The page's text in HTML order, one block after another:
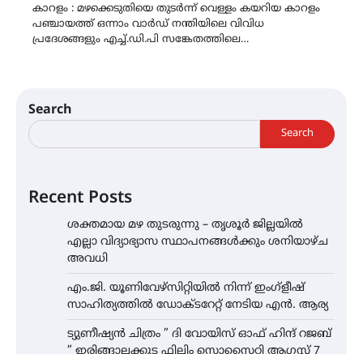
കാറളം : മഴക്കെടുതിയെ തുടർന്ന് വെള്ളം കയറിയ കാറളം
പഞ്ചായത്ത് ഒന്നാം വാർഡ് നന്തിയിലെ വിവിധ
പ്രദേശങ്ങളും എച്ച്.ഡി.പി സങ്കേതത്തിലെ…
Search
Search
Recent Posts
ശക്തമായ മഴ തുടരുന്നു – തൃശൂർ ജില്ലയിൽ
എല്ലാ വിദ്യാഭ്യാസ സ്ഥാപനങ്ങൾക്കും ശനിയാഴ്ച
അവധി
എം.ജി. യൂണിവേഴ്‌സിറ്റിയിൽ നിന്ന് ഇംഗ്ളീഷ്
സാഹിത്യത്തിൽ ഡോക്ടറേറ്റ് നേടിയ എൻ. ആര്യ
ട്യുണീഷ്യൻ ചിത്രം ” ദി വോയിസ് ഓഫ് ഹിന്ദ് റജബ്
” ഇരിങ്ങാലക്കുട ഫിലിം സൊസൈറ്റി ആഗസ്റ്റ് 7